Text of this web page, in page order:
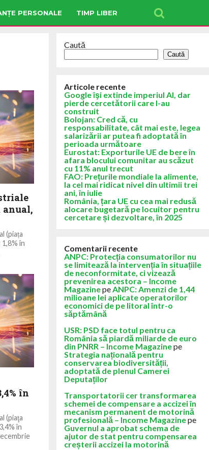
PERSONALE TIMP LIBER
anual,
(piața
în
în
(piaţa
în
Caută
Caută
Articole recente
Google îşi extinde imperiul AI, dar
pierde cercetătorii care l-au
construit
Bolojan: Cred că, cu
responsabilitate, cât mai este, legea
salarizării ar putea fi adoptată în
perioada următoare
Eurostat: Exporturile UE de bere în
afara blocului comunitar au scăzut
cu 11% anul trecut
FAO: Prețurile mondiale la alimente,
la cel mai ridicat nivel din ultimii trei
ani, în iulie
România, țara UE cu cea mai redusă
alocare bugetară pe locuitor pentru
cercetare și dezvoltare, în 2025
Comentarii recente
ANPC: Protecția consumatorilor nu
se limitează la intervenția în situațiile
de neconformitate, ci vizează
prevenirea acestora – Income
MagazinepeANPC: Amenzi de 1,44
milioane lei aplicate operatorilor
economici de pe litoral într-o
săptămână
USR: PSD face totul pentru ca
România să piardă miliarde de euro
din PNRR – Income Magazinepe
Strategia națională pentru
conservarea biodiversității,
adoptată de plenul Camerei
Deputaților
Transportatorii cer transformarea
schemei de compensare a accizei în
mecanism permanent de motorină
profesională – Income Magazinepe
Guvernul a aprobat schema de
ajutor de stat pentru compensarea
creșterii accizei la motorină